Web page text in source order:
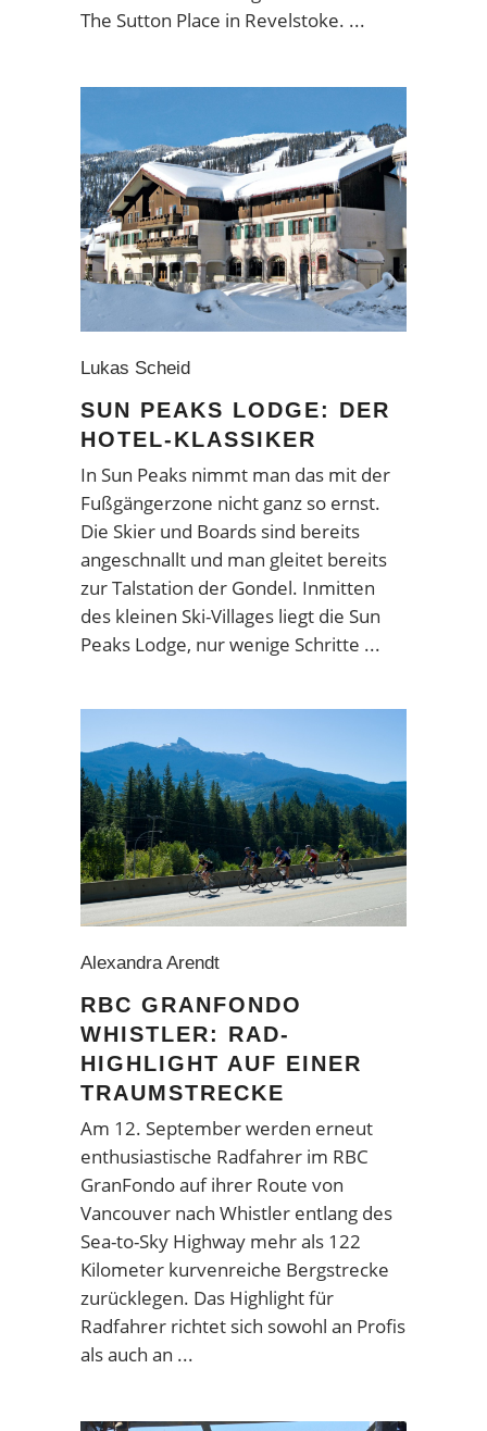
The Sutton Place in Revelstoke.
Lukas Scheid
SUN PEAKS LODGE: DER
HOTEL-KLASSIKER
In Sun Peaks nimmt man das mit der
Fußgängerzone nicht ganz so ernst.
Die Skier und Boards sind bereits
angeschnallt und man gleitet bereits
zur Talstation der Gondel. Inmitten
des kleinen Ski-Villages liegt die Sun
Peaks Lodge, nur wenige Schritte
Alexandra Arendt
RBC GRANFONDO
WHISTLER: RAD-
HIGHLIGHT AUF EINER
TRAUMSTRECKE
Am 12. September werden erneut
enthusiastische Radfahrer im RBC
GranFondo auf ihrer Route von
Vancouver nach Whistler entlang des
Sea-to-Sky Highway mehr als 122
Kilometer kurvenreiche Bergstrecke
zurücklegen. Das Highlight für
Radfahrer richtet sich sowohl an Profis
als auch an